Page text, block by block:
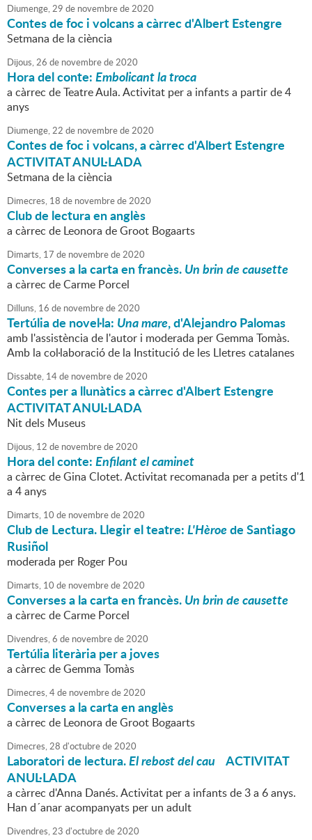
Diumenge,29 de novembrede2020
Contes de foc i volcans a càrrec d'Albert Estengre
Setmana de la ciència
Dijous,26 de novembrede2020
Hora del conte:Embolicant la troca
a càrrec de Teatre Aula. Activitat per a infants a partir de 4
anys
Diumenge,22 de novembrede2020
Contes de foc i volcans, a càrrec d'Albert Estengre
ACTIVITAT ANUL·LADA
Setmana de la ciència
Dimecres, 18 de novembrede2020
Club de lectura en anglès
a càrrec de Leonora de Groot Bogaarts
Dimarts, 17 de novembrede2020
Converses a la carta en francès.Un brin de causette
a càrrec de Carme Porcel
Dilluns, 16 de novembrede2020
Tertúlia de novel·la: Una mare, d'Alejandro Palomas
amb l'assistència de l'autor i moderada per Gemma Tomàs.
Amb la col·laboració de la Institució de les Lletres catalanes
Dissabte, 14de novembrede2020
Contes per a llunàtics a càrrec d'Albert Estengre
ACTIVITAT ANUL·LADA
Nit dels Museus
Dijous, 12 de novembrede2020
Hora del conte:Enfilant el caminet
a càrrec de Gina Clotet. Activitat recomanada per a petits d'1
a 4 anys
Dimarts, 10 de novembrede2020
Club de Lectura. Llegir el teatre:L'Hèroede Santiago
Rusiñol
moderada per Roger Pou
Dimarts, 10 de novembrede2020
Converses a la carta en francès.Un brin de causette
a càrrec de Carme Porcel
Divendres,6 de novembrede2020
Tertúlia literària per a joves
a càrrec de Gemma Tomàs
Dimecres,4de novembrede2020
Converses a la carta en anglès
a càrrec de Leonora de Groot Bogaarts
Dimecres,28 d'octubrede2020
Laboratori de lectura.El rebost del cau
ACTIVITAT
ANUL·LADA
a càrrec d'Anna Danés. Activitat per a infants de 3 a 6 anys.
Han d´anar acompanyats per un adult
Divendres,23 d'octubrede2020